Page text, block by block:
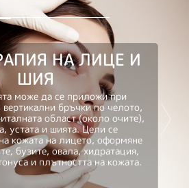
НА ЛИЦЕ И
ШИЯ
може да се приложи при
бръчки по челото,
област (около очите),
устата и шията. Цели се
кожата на лицето, оформяне
бузите, овала, хидратация,
и плътността на кожата.